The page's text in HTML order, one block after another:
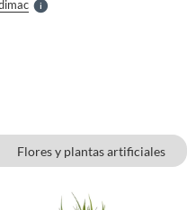
S
Flores y plantas artificiales